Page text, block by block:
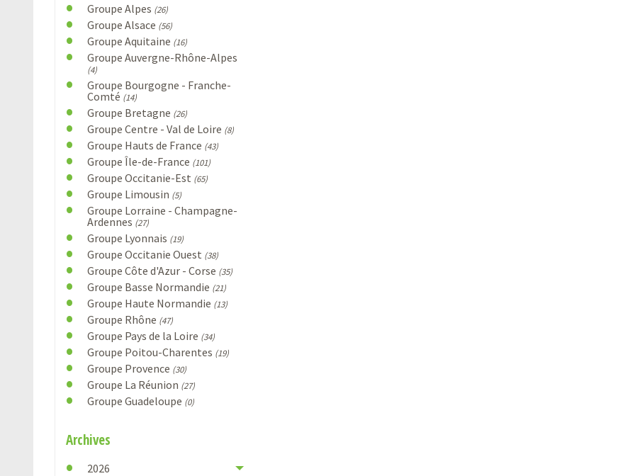
Groupe Alpes (26)
Groupe Alsace (56)
Groupe Aquitaine (16)
Groupe Auvergne-Rhône-Alpes
(4)
Groupe Bourgogne - Franche-
Comté (14)
Groupe Bretagne (26)
Groupe Centre - Val de Loire (8)
Groupe Hauts de France (43)
Groupe Île-de-France (101)
Groupe Occitanie-Est (65)
Groupe Limousin (5)
Groupe Lorraine - Champagne-
Ardennes (27)
Groupe Lyonnais (19)
Groupe Occitanie Ouest (38)
Groupe Côte d'Azur - Corse (35)
Groupe Basse Normandie (21)
Groupe Haute Normandie (13)
Groupe Rhône (47)
Groupe Pays de la Loire (34)
Groupe Poitou-Charentes (19)
Groupe Provence (30)
Groupe La Réunion (27)
Groupe Guadeloupe (0)
Archives
2026